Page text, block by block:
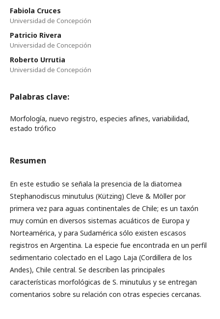
Fabiola Cruces
Universidad de Concepción
Patricio Rivera
Universidad de Concepción
Roberto Urrutia
Universidad de Concepción
Palabras clave:
Morfología, nuevo registro, especies afines, variabilidad,
estado trófico
Resumen
En este estudio se señala la presencia de la diatomea
Stephanodiscus minutulus (Kützing) Cleve & Möller por
primera vez para aguas continentales de Chile; es un taxón
muy común en diversos sistemas acuáticos de Europa y
Norteamérica, y para Sudamérica sólo existen escasos
registros en Argentina. La especie fue encontrada en un perfil
sedimentario colectado en el Lago Laja (Cordillera de los
Andes), Chile central. Se describen las principales
características morfológicas de S. minutulus y se entregan
comentarios sobre su relación con otras especies cercanas.